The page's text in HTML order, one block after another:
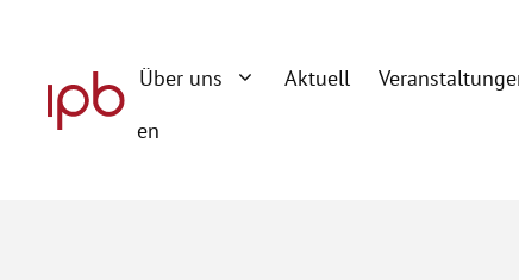
springen
Über uns Aktuell
en